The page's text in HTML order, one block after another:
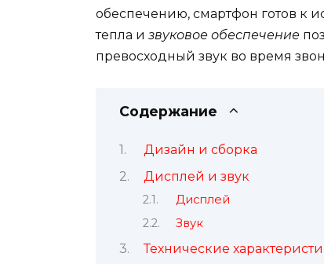
обеспечению, смартфон готов к
тепла и звуковое обеспечение
превосходный звук во время
Содержание
Дизайн и сборка
Дисплей и звук
Дисплей
Звук
Технические